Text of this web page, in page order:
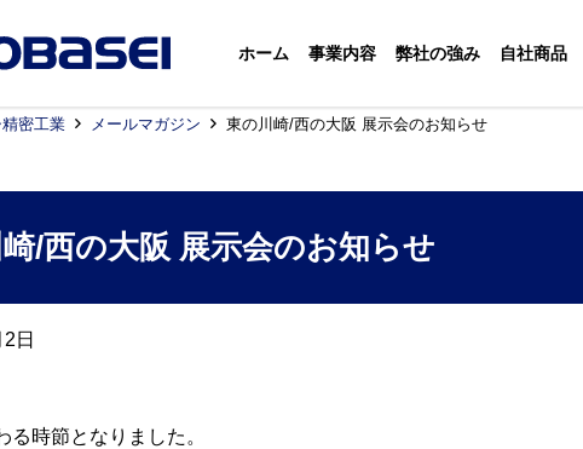
ホーム 事業内容 弊社の強み 自社商品
密工業 メールマガジン 東の川崎/西の大阪 展示会のお知らせ
/西の大阪 展示会のお知らせ
日
る時節となりました。